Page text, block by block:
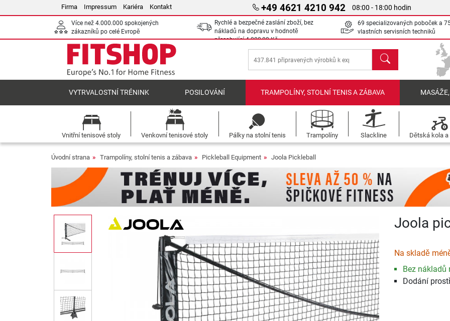
Firma Impressum Kariéra Kontakt +49 4621 4210 942 08:00 - 18:00 hodin
Více než 4.000.000 spokojených
zákazníků po celé Evropě
Rychlé a bezpečné zaslání zboží, bez
nákladů na dopravu v hodnotě
přesahující4 000,00 Kč
69 specializovaných poboček a
vlastních servisních techniků
Hledat
VYTRVALOSTNÍ TRÉNINK POSILOVÁNÍ TRAMPOLÍNY, STOLNÍ TENIS A ZÁBAVA
Vnitřní tenisové stoly Venkovní tenisové stoly Pálky na stolní tenis Trampolíny Slackline Dětská kola
Úvodní strana Trampolíny, stolní tenis a zábava Pickleball Equipment Joola Pickleball
Joola
Na skladě
Bez nákladů
Dodání